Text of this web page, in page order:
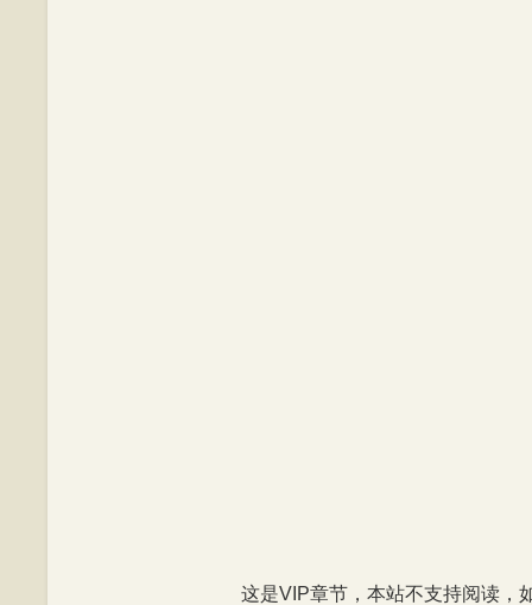
这是VIP章节，本站不支持阅读，